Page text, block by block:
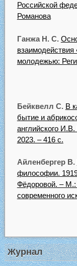
Российской
Романова
Ганжа Н. С.
молодежью:
Бейквелл С. В
бытие и
английского
2023. – 416 с.
Айленбергер В.
философии.
Фёдоровой. –
современного
Журнал